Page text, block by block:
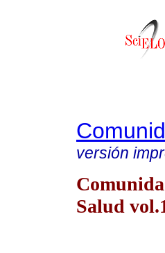
versión
Salud